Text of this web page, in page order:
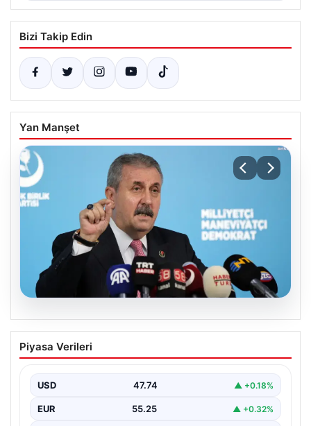
Bizi Takip Edin
Yan Manşet
08.08.2026
BBP Genel Başkanı Destici’den çerçeve
yasa tepkisi: Terör örgütü
Büyük Birlik Partisi Genel Başkanı Mustafa Destici,
toplantısında Meclis…
Piyasa Verileri
USD 47.74 ▲ +0.18%
EUR 55.25 ▲ +0.32%